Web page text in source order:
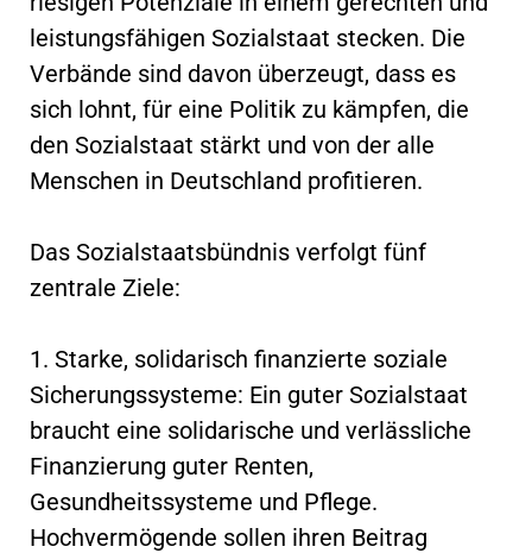
leistungsfähigen Sozialstaat stecken. Die
Verbände sind davon überzeugt, dass es
sich lohnt, für eine Politik zu kämpfen, die
den Sozialstaat stärkt und von der alle
Menschen in Deutschland profitieren.
Das Sozialstaatsbündnis verfolgt fünf
zentrale Ziele:
1. Starke, solidarisch finanzierte soziale
Sicherungssysteme: Ein guter Sozialstaat
braucht eine solidarische und verlässliche
Finanzierung guter Renten,
Gesundheitssysteme und Pflege.
Hochvermögende sollen ihren Beitrag